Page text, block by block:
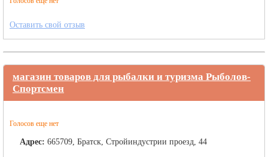
Оставить свой отзыв
магазин товаров для рыбалки и туризма Рыболов-
Спортсмен
Голосов еще нет
Адрес: 665709, Братск, Стройиндустрии проезд, 44